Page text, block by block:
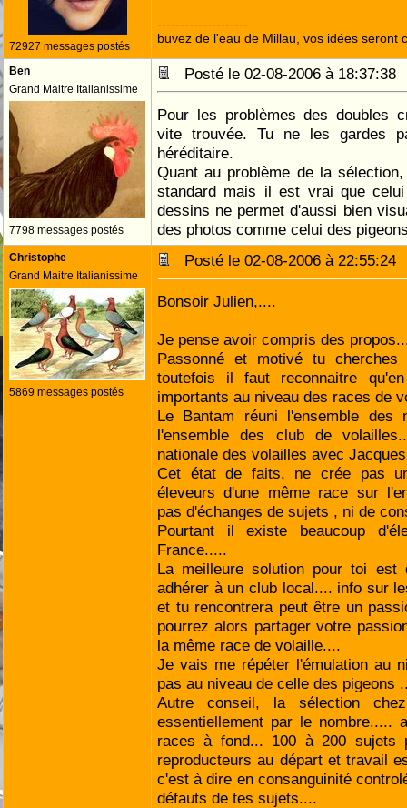
72927 messages postés
--------------------
buvez de l'eau de Millau, vos idées seront
Ben
Grand Maitre Italianissime
7798 messages postés
Posté le 02-08-2006 à
Pour les problèmes des doubles
vite trouvée. Tu ne les gardes
héréditaire.
Quant au problème de la
standard mais il est vrai que
dessins ne permet d'aussi bien
des photos comme celui des
Christophe
Grand Maitre Italianissime
5869 messages postés
Posté le 02-08-2006 à
Bonsoir Julien,....
Je pense avoir compris des
Passonné et motivé tu
toutefois il faut reconnaitre
importants au niveau des races de
Le Bantam réuni l'ensemble des
l'ensemble des club de
nationale des volailles avec
Cet état de faits, ne crée pas
éleveurs d'une même race sur
pas d'échanges de sujets , ni de
Pourtant il existe beaucoup
France.....
La meilleure solution pour toi est
adhérer à un club local.... info sur
et tu rencontrera peut être un
pourrez alors partager votre
la même race de volaille....
Je vais me répéter l'émulation au
pas au niveau de celle des pigeons
Autre conseil, la sélection
essentiellement par le nombre.....
races à fond... 100 à 200 sujets
reproducteurs au départ et travail
c'est à dire en consanguinité
défauts de tes sujets....